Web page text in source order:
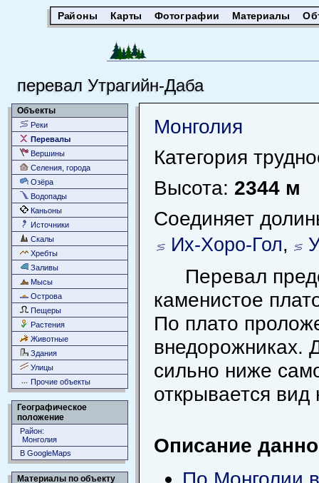
Районы Карты Фотографии Материалы
перевал Утрагийн-Даба
Объекты
Реки
Перевалы
Вершины
Селения, города
Озёра
Водопады
Каньоны
Источники
Скалы
Хребты
Заливы
Мысы
Острова
Пещеры
Растения
Животные
Здания
Улицы
Прочие объекты
Географическое
положение
Район:
Монголия
В GoogleMaps
Материалы по объекту
Монголия
Категория
Высота: 2344 м
Соединяет
Их-Хоро-Гол,
Перевал
каменистое
По плато
внедорожниках.
сильно ниже
открывается
Описание